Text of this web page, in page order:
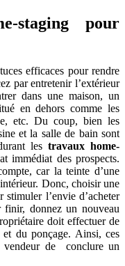
staging pour
efficaces pour rendre
par entretenir l’extérieur
dans une maison, un
en dehors comme les
etc. Du coup, bien les
et la salle de bain sont
les travaux home-
immédiat des prospects.
car la teinte d’une
Donc, choisir une
l’envie d’acheter
donnez un nouveau
doit effectuer de
du ponçage. Ainsi, ces
vendeur de conclure un